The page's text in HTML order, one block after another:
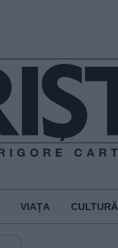
VIAȚA CULTURĂ